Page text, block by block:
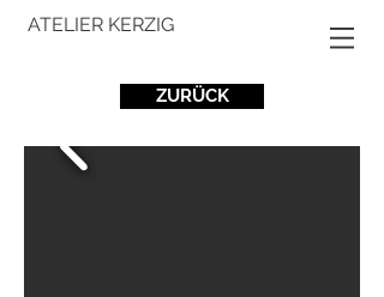
ATELIER KERZIG
ZURÜCK